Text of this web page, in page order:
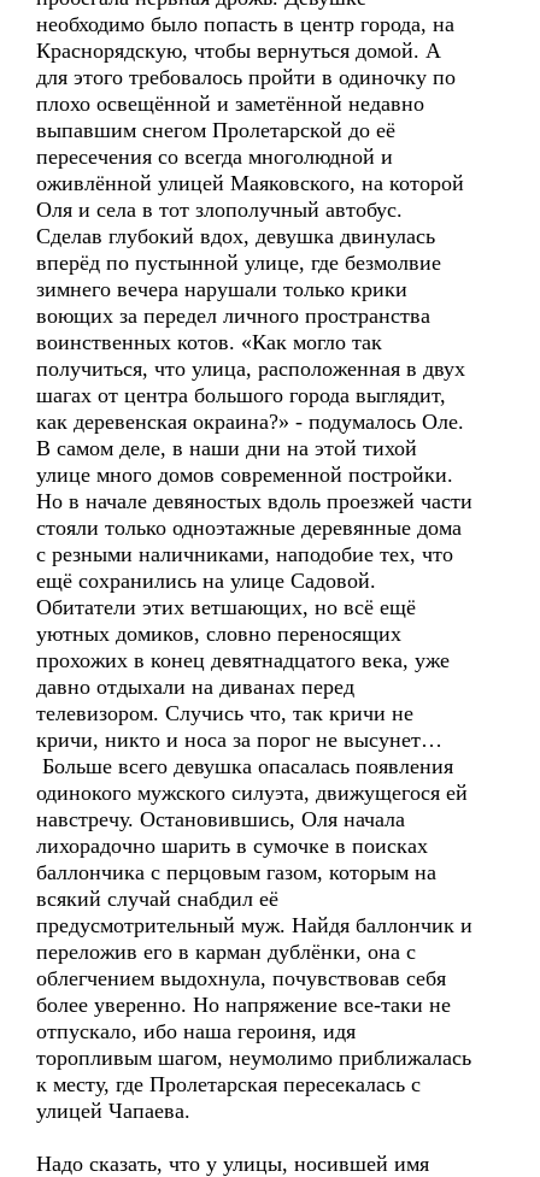
необходимо было попасть в центр города, на
Краснорядскую, чтобы вернуться домой. А
для этого требовалось пройти в одиночку по
плохо освещённой и заметённой недавно
выпавшим снегом Пролетарской до её
пересечения со всегда многолюдной и
оживлённой улицей Маяковского, на которой
Оля и села в тот злополучный автобус.
Сделав глубокий вдох, девушка двинулась
вперёд по пустынной улице, где безмолвие
зимнего вечера нарушали только крики
воющих за передел личного пространства
воинственных котов. «Как могло так
получиться, что улица, расположенная в двух
шагах от центра большого города выглядит,
как деревенская окраина?» - подумалось Оле.
В самом деле, в наши дни на этой тихой
улице много домов современной постройки.
Но в начале девяностых вдоль проезжей части
стояли только одноэтажные деревянные дома
с резными наличниками, наподобие тех, что
ещё сохранились на улице Садовой.
Обитатели этих ветшающих, но всё ещё
уютных домиков, словно переносящих
прохожих в конец девятнадцатого века, уже
давно отдыхали на диванах перед
телевизором. Случись что, так кричи не
кричи, никто и носа за порог не высунет…
Больше всего девушка опасалась появления
одинокого мужского силуэта, движущегося ей
навстречу. Остановившись, Оля начала
лихорадочно шарить в сумочке в поисках
баллончика с перцовым газом, которым на
всякий случай снабдил её
предусмотрительный муж. Найдя баллончик и
переложив его в карман дублёнки, она с
облегчением выдохнула, почувствовав себя
более уверенно. Но напряжение все-таки не
отпускало, ибо наша героиня, идя
торопливым шагом, неумолимо приближалась
к месту, где Пролетарская пересекалась с
улицей Чапаева.
Надо сказать, что у улицы, носившей имя